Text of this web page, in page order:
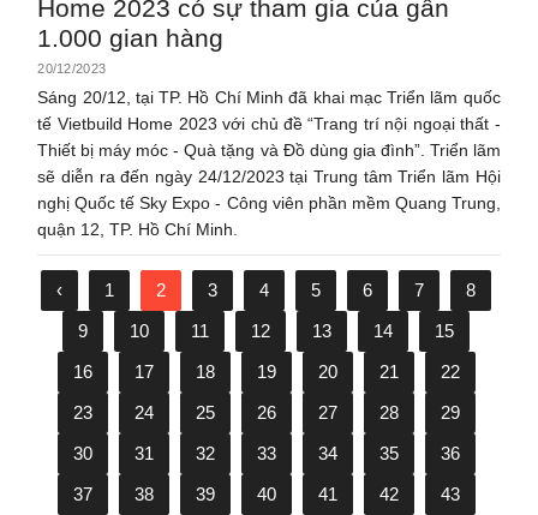
Home 2023 có sự tham gia của gần
1.000 gian hàng
20/12/2023
Sáng 20/12, tại TP. Hồ Chí Minh đã khai mạc Triển lãm quốc
tế Vietbuild Home 2023 với chủ đề “Trang trí nội ngoại thất -
Thiết bị máy móc - Quà tặng và Đồ dùng gia đình”. Triển lãm
sẽ diễn ra đến ngày 24/12/2023 tại Trung tâm Triển lãm Hội
nghị Quốc tế Sky Expo - Công viên phần mềm Quang Trung,
quận 12, TP. Hồ Chí Minh.
‹ 1 2 3 4 5 6 7
8
9
10 11 12 13 14
15
16
17 18 19 20 21
22
23
24 25 26 27 28
29
30
31 32 33 34 35
36
37
38 39 40 41 42
43